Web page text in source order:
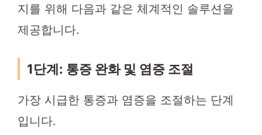
지를 위해 다음과 같은 체계적인 솔루션을
제공합니다.
1단계: 통증 완화 및 염증 조절
가장 시급한 통증과 염증을 조절하는 단계
입니다.